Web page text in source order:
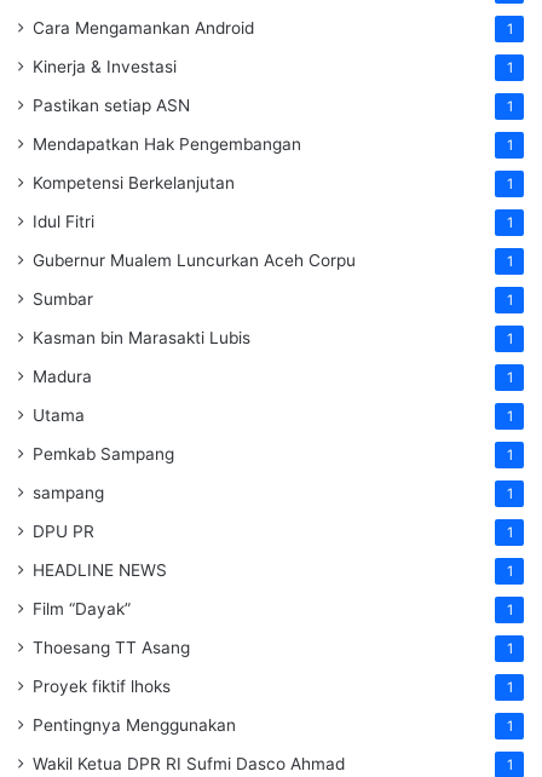
Cara Mengamankan Android 1
Kinerja & Investasi 1
Pastikan setiap ASN 1
Mendapatkan Hak Pengembangan 1
Kompetensi Berkelanjutan 1
Idul Fitri 1
Gubernur Mualem Luncurkan Aceh Corpu 1
Sumbar 1
Kasman bin Marasakti Lubis 1
Madura 1
Utama 1
Pemkab Sampang 1
sampang 1
DPU PR 1
HEADLINE NEWS 1
Film “Dayak” 1
Thoesang TT Asang 1
Proyek fiktif lhoks 1
Pentingnya Menggunakan 1
Wakil Ketua DPR RI Sufmi Dasco Ahmad 1